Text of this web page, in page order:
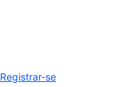
Registrar-se